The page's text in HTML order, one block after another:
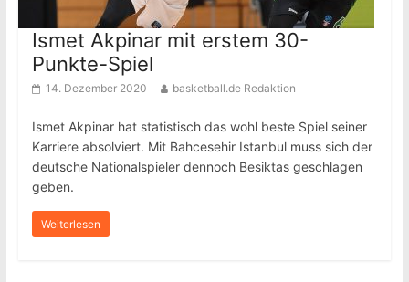
Ismet Akpinar mit erstem 30-
Punkte-Spiel
14. Dezember 2020 basketball.de Redaktion
Ismet Akpinar hat statistisch das wohl beste Spiel seiner
Karriere absolviert. Mit Bahcesehir Istanbul muss sich der
deutsche Nationalspieler dennoch Besiktas geschlagen
geben.
Weiterlesen